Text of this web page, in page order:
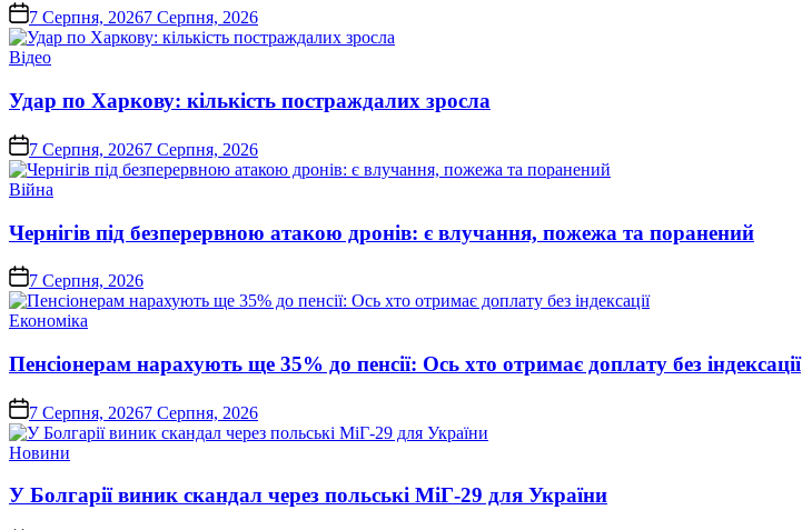
on 7 Серпня, 20267 Серпня, 2026
Опублікувати
Відео
Удар по Харкову: кількість постраждалих зросла
on 7 Серпня, 20267 Серпня, 2026
Опублікувати
Війна
Чернігів під безперервною атакою дронів: є влучання, пожежа та поранений
on 7 Серпня, 2026
Опублікувати
Економіка
Пенсіонерам нарахують ще 35% до пенсії: Ось хто отримає доплату без індексації
on 7 Серпня, 20267 Серпня, 2026
Опублікувати
Новини
У Болгарії виник скандал через польські МіГ-29 для України